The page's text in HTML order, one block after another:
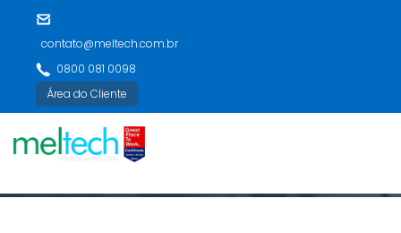
contato@meltech.com.br
0800 081 0098
Área do Cliente